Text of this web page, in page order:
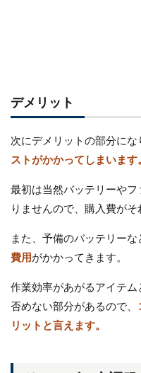
デメリット
次にデメリットの部分にな
ストがかかってしまいます
最初は当然バッテリーや
りませんので、購入費がそ
また、予備のバッテリーな
費用がかかってきます。
作業効率があがるアイテ
否めない部分があるので、
リットと言えます。